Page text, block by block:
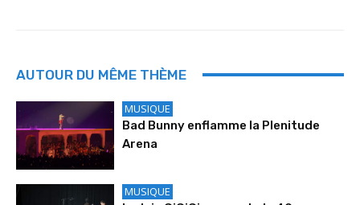
AUTOUR DU MÊME THÈME
MUSIQUE
Bad Bunny enflamme la Plenitude
Arena
MUSIQUE